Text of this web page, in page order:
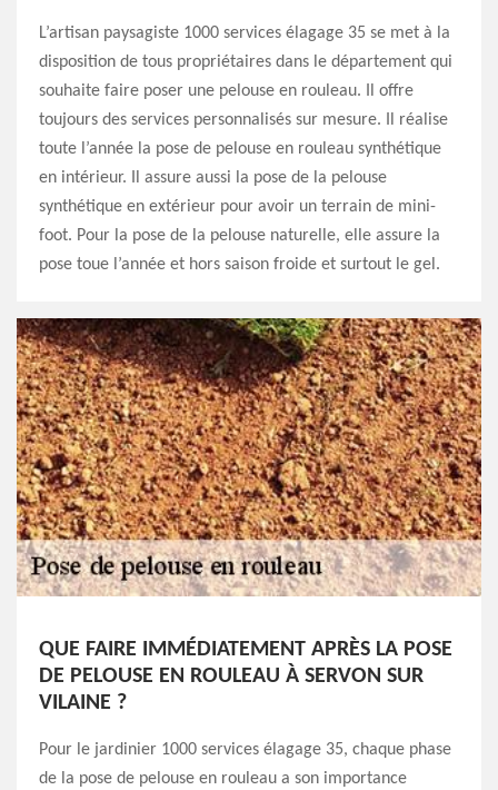
L’artisan paysagiste 1000 services élagage 35 se met à la
disposition de tous propriétaires dans le département qui
souhaite faire poser une pelouse en rouleau. Il offre
toujours des services personnalisés sur mesure. Il réalise
toute l’année la pose de pelouse en rouleau synthétique
en intérieur. Il assure aussi la pose de la pelouse
synthétique en extérieur pour avoir un terrain de mini-
foot. Pour la pose de la pelouse naturelle, elle assure la
pose toue l’année et hors saison froide et surtout le gel.
QUE FAIRE IMMÉDIATEMENT APRÈS LA POSE
DE PELOUSE EN ROULEAU À SERVON SUR
VILAINE ?
Pour le jardinier 1000 services élagage 35, chaque phase
de la pose de pelouse en rouleau a son importance